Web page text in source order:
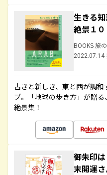
生きる
絶景１０
BOOKS 旅
2022.07.14
古きと新しき、東と西が調
ブ。「地球の歩き方」が贈
絶景集！
御朱印
末開運